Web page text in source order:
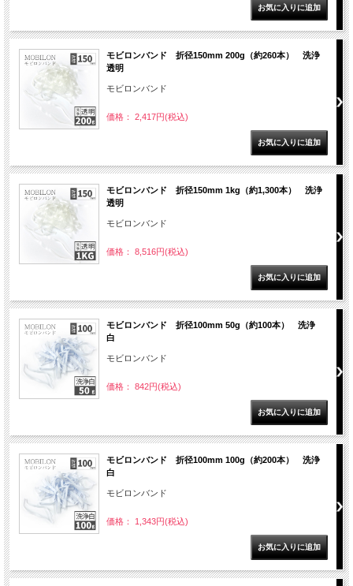
モビロンバンド 折径150mm 200g（約260本） 洗浄
透明
モビロンバンド
価格： 2,417円(税込)
モビロンバンド 折径150mm 1kg（約1,300本） 洗浄
透明
モビロンバンド
価格： 8,516円(税込)
モビロンバンド 折径100mm 50g（約100本） 洗浄
白
モビロンバンド
価格： 842円(税込)
モビロンバンド 折径100mm 100g（約200本） 洗浄
白
モビロンバンド
価格： 1,343円(税込)